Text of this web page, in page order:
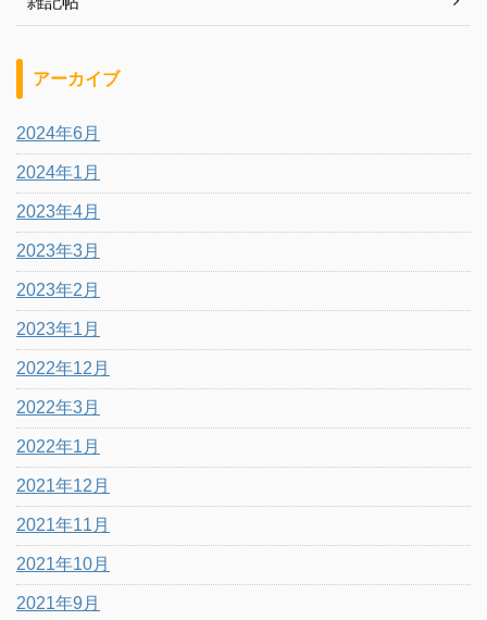
アーカイブ
2024年6月
2024年1月
2023年4月
2023年3月
2023年2月
2023年1月
2022年12月
2022年3月
2022年1月
2021年12月
2021年11月
2021年10月
2021年9月